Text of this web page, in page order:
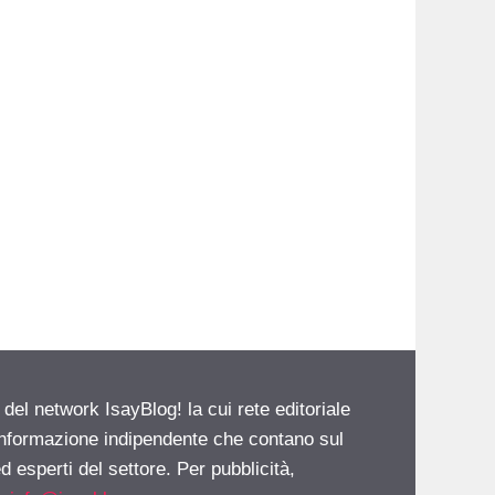
network IsayBlog! la cui rete editoriale
indipendente che contano sul
esperti del settore. Per pubblicità,